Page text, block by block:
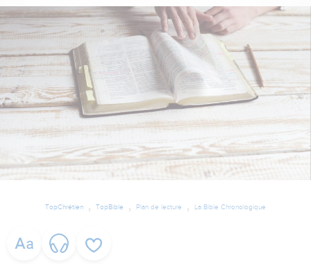
TopChrétien TopBible Plan de lecture La Bible Chronologique